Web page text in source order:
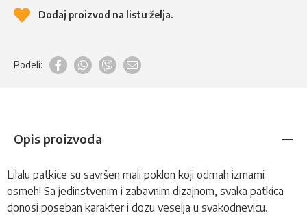
Dodaj proizvod na listu želja.
Podeli:
Opis proizvoda
Lilalu patkice su savršen mali poklon koji odmah izmami
osmeh! Sa jedinstvenim i zabavnim dizajnom, svaka patkica
donosi poseban karakter i dozu veselja u svakodnevicu.